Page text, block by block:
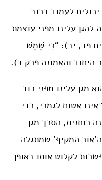
לעמוד ברוב
עלינו מפני עוצמת
פד, יב): “כִּי שֶׁמֶשׁ
היחוד והאמונה פרק ד).
מגן עלינו מפני רוב
אטום לגמרי, כדי
רוחנית, הסכך מגן
המקיף’ שמתגלה
לקלוט אותו באופן